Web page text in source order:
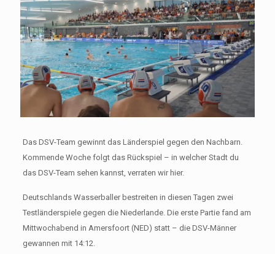
Das DSV-Team gewinnt das Länderspiel gegen den Nachbarn.
Kommende Woche folgt das Rückspiel – in welcher Stadt du
das DSV-Team sehen kannst, verraten wir hier.
Deutschlands Wasserballer bestreiten in diesen Tagen zwei
Testländerspiele gegen die Niederlande. Die erste Partie fand am
Mittwochabend in Amersfoort (NED) statt – die DSV-Männer
gewannen mit 14:12.